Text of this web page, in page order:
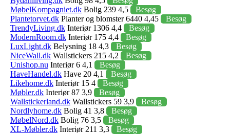
MøbelKompagniet.dk Bolig 239 4,5
Besøg
Plantetorvet.dk Planter og blomster 6440 4,45
Besøg
TrendyLiving.dk Interiør 1306 4,4
Besøg
ModernRoom.dk Interiør 175 4,4
Besøg
LuxLight.dk Belysning 18 4,3
Besøg
NiceWall.dk Wallstickers 215 4,2
Besøg
Unishop.nu Interiør 6 4,1
Besøg
HaveHandel.dk Have 20 4,1
Besøg
Likehome.dk Interiør 15 4
Besøg
Møbler.dk Interiør 87 3,9
Besøg
Wallstickerland.dk Wallstickers 59 3,9
Besøg
Nordlyhome.dk Bolig 41 3,8
Besøg
MøbelNord.dk Bolig 76 3,5
Besøg
XL-Møbler.dk Interiør 211 3,3
Besøg